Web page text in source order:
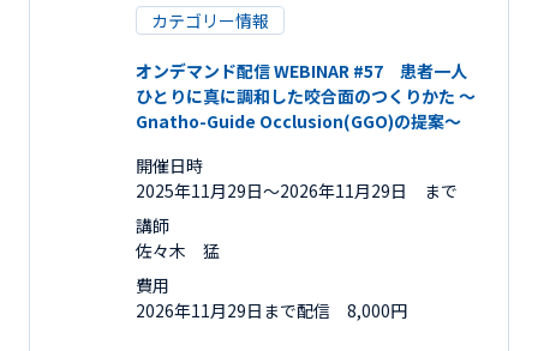
カテゴリー情報
オンデマンド配信 WEBINAR #57 患者一人
ひとりに真に調和した咬合面のつくりかた ～
Gnatho-Guide Occlusion(GGO)の提案～
開催日時
2025年11月29日〜2026年11月29日 まで
講師
佐々木 猛
費用
2026年11月29日まで配信 8,000円